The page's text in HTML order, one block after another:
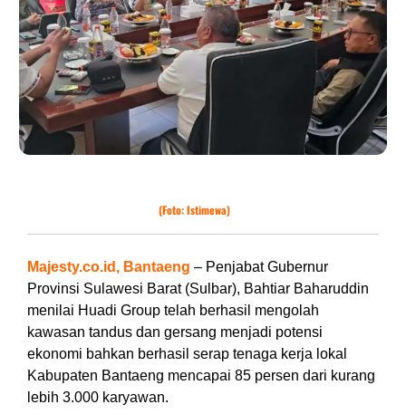
(Foto: Istimewa)
Majesty.co.id, Bantaeng – Penjabat Gubernur
Provinsi Sulawesi Barat (Sulbar), Bahtiar Baharuddin
menilai Huadi Group telah berhasil mengolah
kawasan tandus dan gersang menjadi potensi
ekonomi bahkan berhasil serap tenaga kerja lokal
Kabupaten Bantaeng mencapai 85 persen dari kurang
lebih 3.000 karyawan.